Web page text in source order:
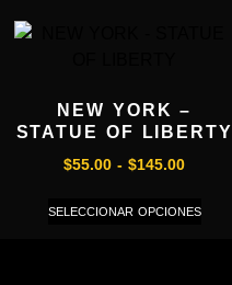
NEW YORK –
STATUE OF LIBERTY
$55.00 - $145.00
SELECCIONAR OPCIONES